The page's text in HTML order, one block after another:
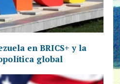
en BRICS+ y la
global